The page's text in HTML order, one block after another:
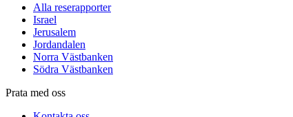
Alla reserapporter
Israel
Jerusalem
Jordandalen
Norra Västbanken
Södra Västbanken
Prata med oss